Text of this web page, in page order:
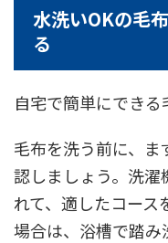
水洗いOKの毛
る
自宅で簡単にできる
毛布を洗う前に、
認しましょう。洗濯
れて、適したコース
場合は、浴槽で踏み